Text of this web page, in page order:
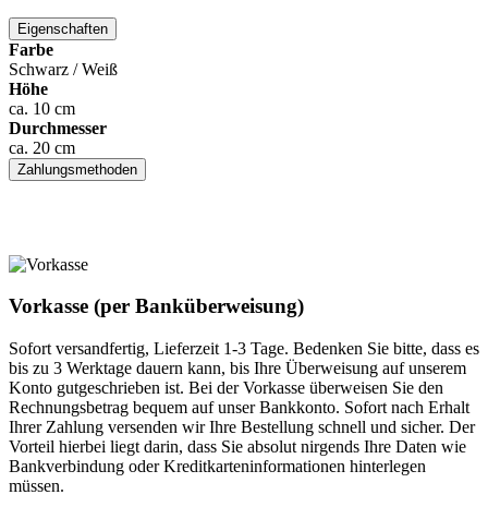
Eigenschaften
Farbe
Schwarz / Weiß
Höhe
ca. 10 cm
Durchmesser
ca. 20 cm
Zahlungsmethoden
Vorkasse (per Banküberweisung)
Sofort versandfertig, Lieferzeit 1-3 Tage. Bedenken Sie bitte, dass es
bis zu 3 Werktage dauern kann, bis Ihre Überweisung auf unserem
Konto gutgeschrieben ist. Bei der Vorkasse überweisen Sie den
Rechnungsbetrag bequem auf unser Bankkonto. Sofort nach Erhalt
Ihrer Zahlung versenden wir Ihre Bestellung schnell und sicher. Der
Vorteil hierbei liegt darin, dass Sie absolut nirgends Ihre Daten wie
Bankverbindung oder Kreditkarteninformationen hinterlegen
müssen.